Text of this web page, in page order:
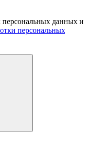
персональных данных и
персональных